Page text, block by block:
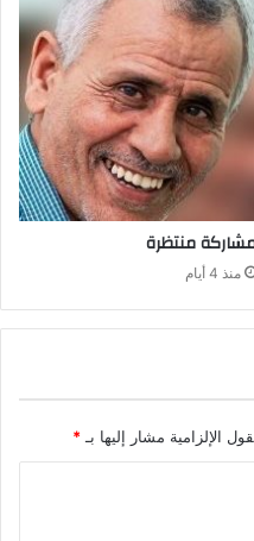
‬منتظرة
منذ 4 أيام
الإلزامية مشار إليها بـ*